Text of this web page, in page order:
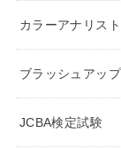
カラーアナリス
ブラッシュアッ
JCBA検定試験